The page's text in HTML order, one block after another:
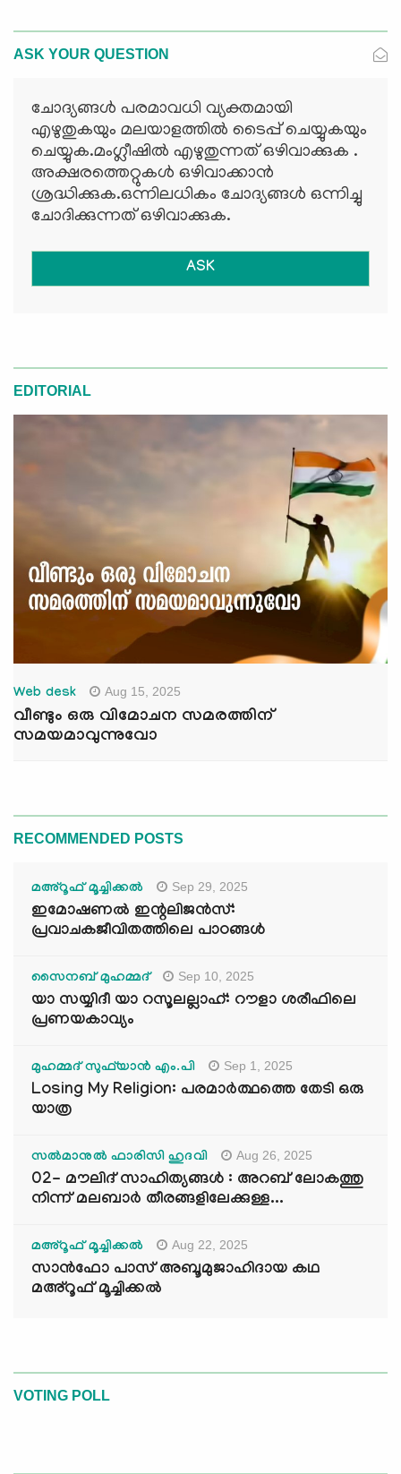
ASK YOUR QUESTION
ചോദ്യങ്ങള്‍ പരമാവധി വ്യക്തമായി
എഴുതുകയും മലയാളത്തില്‍ ടൈപ്പ് ചെയ്യുകയും
ചെയ്യുക.മംഗ്ലീഷില്‍ എഴുതുന്നത് ഒഴിവാക്കുക .
അക്ഷരത്തെറ്റുകള്‍ ഒഴിവാക്കാന്‍
ശ്രദ്ധിക്കുക.ഒന്നിലധികം ചോദ്യങ്ങള്‍ ഒന്നിച്ചു
ചോദിക്കുന്നത് ഒഴിവാക്കുക.
ASK
EDITORIAL
Web desk Aug 15, 2025
വീണ്ടും ഒരു വിമോചന സമരത്തിന്
സമയമാവുന്നുവോ
RECOMMENDED POSTS
മഅ്റൂഫ് മൂച്ചിക്കല്‍ Sep 29, 2025
ഇമോഷണൽ ഇന്റലിജൻസ്:
പ്രവാചകജീവിതത്തിലെ പാഠങ്ങൾ
സൈനബ് മുഹമ്മദ് Sep 10, 2025
യാ സയ്യിദീ യാ റസൂലല്ലാഹ്: റൗളാ ശരീഫിലെ
പ്രണയകാവ്യം
മുഹമ്മദ് സുഫ്‌യാൻ എം.പി Sep 1, 2025
Losing My Religion: പരമാർത്ഥത്തെ തേടി ഒരു
യാത്ര
സൽമാനുൽ ഫാരിസി ഹുദവി Aug 26, 2025
02- മൗലിദ് സാഹിത്യങ്ങൾ : അറബ് ലോകത്തു
നിന്ന് മലബാർ തീരങ്ങളിലേക്കുള്ള...
മഅ്റൂഫ് മൂച്ചിക്കല്‍ Aug 22, 2025
സാൻഫോ പാസ് അബൂമുജാഹിദായ കഥ
മഅ്റൂഫ് മൂച്ചിക്കല്‍
VOTING POLL